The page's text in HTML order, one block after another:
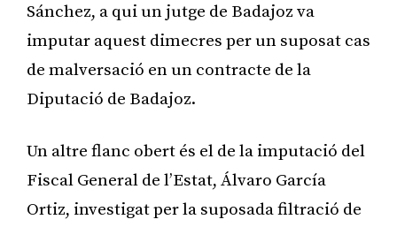
Sánchez, a qui un jutge de Badajoz va
imputar aquest dimecres per un suposat cas
de malversació en un contracte de la
Diputació de Badajoz.
Un altre flanc obert és el de la imputació del
Fiscal General de l’Estat, Álvaro García
Ortiz, investigat per la suposada filtració de